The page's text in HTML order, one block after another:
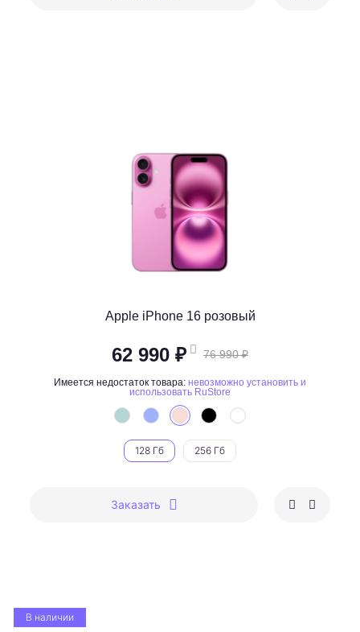
Apple iPhone 16 розовый
62 990 ₽ 76 990 ₽
Имеется недостаток товара: невозможно установить и
использовать RuStore
128 Гб 256 Гб
Заказать
В наличии